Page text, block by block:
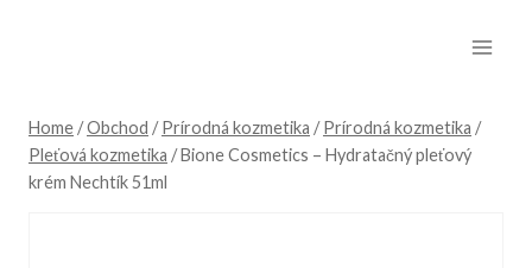
Home /Obchod / Prírodná kozmetika / Prírodná kozmetika /
Pleťová kozmetika /Bione Cosmetics – Hydratačný pleťový
krém Nechtík 51ml